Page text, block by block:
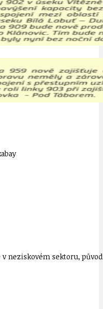
v neziskovém sektoru,